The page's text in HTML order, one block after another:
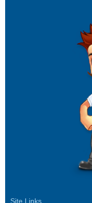
Site Links